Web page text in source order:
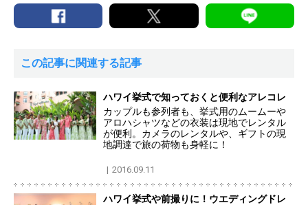
この記事に関連する記事
ハワイ挙式で知っておくと便利なアレコレ
カップルも参列者も、挙式用のムームーや
アロハシャツなどの衣装は現地でレンタル
が便利。カメラのレンタルや、ギフトの現
地調達で旅の荷物も身軽に！
2016.09.11
ハワイ挙式や前撮りに！ウエディングドレ